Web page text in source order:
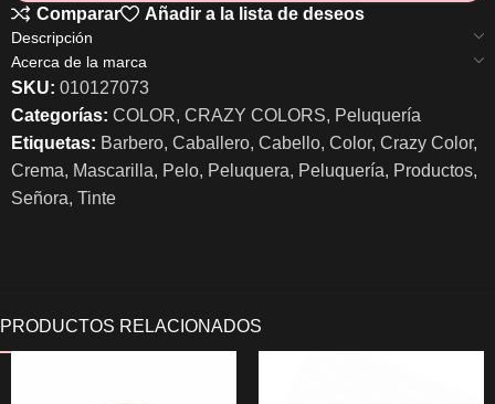
Comparar
Añadir a la lista de deseos
Descripción
Acerca de la marca
SKU: 010127073
Categorías: COLOR, CRAZY COLORS, Peluquería
Etiquetas: Barbero, Caballero, Cabello, Color, Crazy Color,
Crema, Mascarilla, Pelo, Peluquera, Peluquería, Productos,
Señora, Tinte